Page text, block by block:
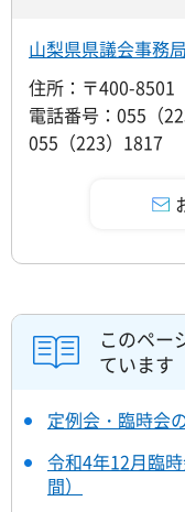
山梨県県議会事務局
住所：〒400-8501
電話番号：055（
055（223）1817
このペー
ています
定例会・臨時会
令和4年12月臨
間）